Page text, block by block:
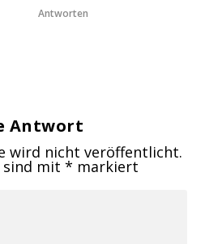
Antworten
Antwort
wird nicht veröffentlicht.
sind mit* markiert